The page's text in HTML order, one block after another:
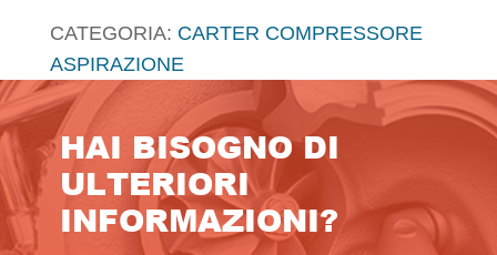
CATEGORIA: CARTER COMPRESSORE
ASPIRAZIONE
HAI BISOGNO DI
ULTERIORI
INFORMAZIONI?